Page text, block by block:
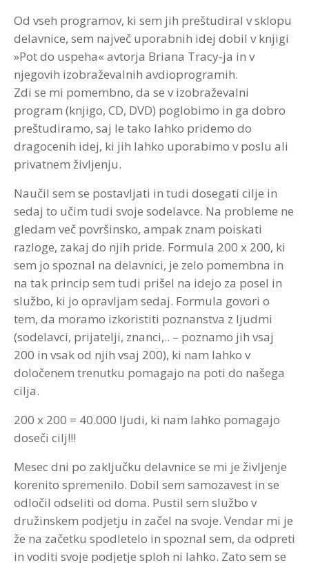
Od vseh programov, ki sem jih preštudiral v sklopu
delavnice, sem največ uporabnih idej dobil v knjigi
»Pot do uspeha« avtorja Briana Tracy-ja in v
njegovih izobraževalnih avdioprogramih.
Zdi se mi pomembno, da se v izobraževalni
program (knjigo, CD, DVD) poglobimo in ga dobro
preštudiramo, saj le tako lahko pridemo do
dragocenih idej, ki jih lahko uporabimo v poslu ali
privatnem življenju.
Naučil sem se postavljati in tudi dosegati cilje in
sedaj to učim tudi svoje sodelavce. Na probleme ne
gledam več površinsko, ampak znam poiskati
razloge, zakaj do njih pride. Formula 200 x 200, ki
sem jo spoznal na delavnici, je zelo pomembna in
na tak princip sem tudi prišel na idejo za posel in
službo, ki jo opravljam sedaj. Formula govori o
tem, da moramo izkoristiti poznanstva z ljudmi
(sodelavci, prijatelji, znanci,.. – poznamo jih vsaj
200 in vsak od njih vsaj 200), ki nam lahko v
določenem trenutku pomagajo na poti do našega
cilja.
200 x 200 = 40.000 ljudi, ki nam lahko pomagajo
doseči cilj!!!
Mesec dni po zaključku delavnice se mi je življenje
korenito spremenilo. Dobil sem samozavest in se
odločil odseliti od doma. Pustil sem službo v
družinskem podjetju in začel na svoje. Vendar mi je
že na začetku spodletelo in spoznal sem, da odpreti
in voditi svoje podjetje sploh ni lahko. Zato sem se